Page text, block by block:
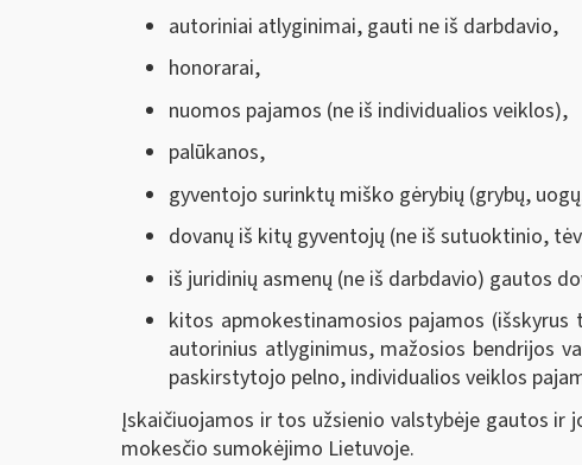
autoriniai atlyginimai, gauti ne iš darbdavio,
honorarai,
nuomos pajamos (ne iš individualios veiklos),
palūkanos,
gyventojo surinktų miško gėrybių (grybų,
dovanų iš kitų gyventojų (ne iš sutuoktinio,
iš juridinių asmenų (ne iš darbdavio) gautos
kitos apmokestinamosios pajamos
autorinius atlyginimus, mažosios bendrijos
paskirstytojo pelno, individualios veiklos
Įskaičiuojamos ir tos užsienio valstybėje gautos
mokesčio sumokėjimo Lietuvoje.